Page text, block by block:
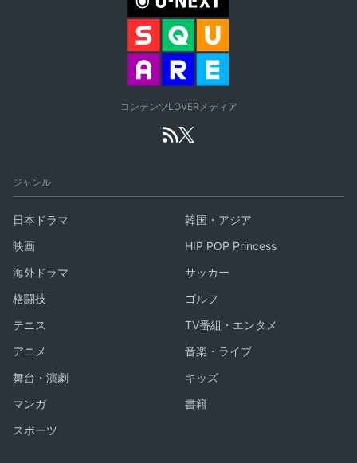
コンテンツLOVERメディア
ジャンル
日本ドラマ
韓国・アジア
映画
HIP POP Princess
海外ドラマ
サッカー
格闘技
ゴルフ
テニス
TV番組・エンタメ
アニメ
音楽・ライブ
舞台・演劇
キッズ
マンガ
書籍
スポーツ